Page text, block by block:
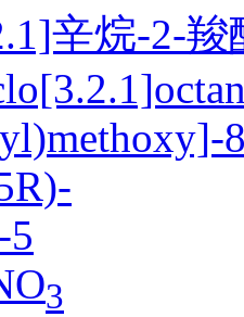
辛烷-2-羧
5
3